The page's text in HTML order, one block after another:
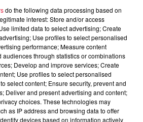
brune sort des robinets
des habitants de Hoerdt ont vu de
de leurs robinets. Face aux
la municipalité a pris...
do the following data processing based on
interest: Store and/or access
limited data to select advertising; Create
Use profiles to select personalised
performance; Measure content
audiences through statistics or combinations
Develop and improve services; Create
Use profiles to select personalised
select content; Ensure security, prevent and
Deliver and present advertising and content;
choices. These technologies may
as IP address and browsing data to offer
devices based on information actively